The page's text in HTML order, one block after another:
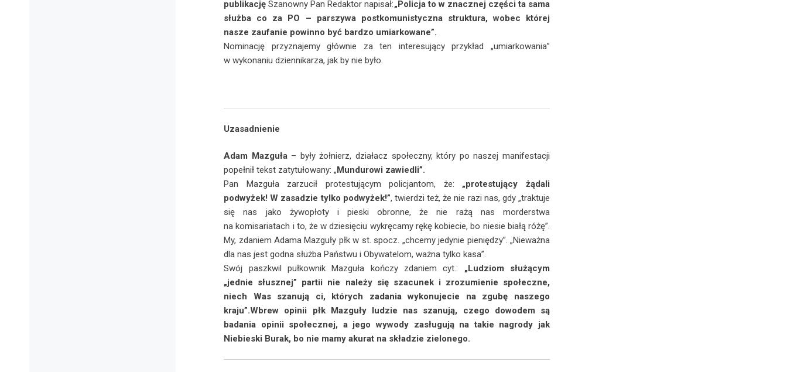
publikacjęSzanowny Pan Redaktor napisał:„Policja to w znacznej części ta sama
służba co za PO – parszywa postkomunistyczna struktura, wobec której
nasze zaufanie powinno być bardzo umiarkowane”.
Nominację przyznajemy głównie za ten interesujący przykład „umiarkowania”
w wykonaniu dziennikarza, jak by nie było.
Uzasadnienie
Adam Mazguła– były żołnierz, działacz społeczny, który po naszej manifestacji
popełnił tekst zatytułowany: „ Mundurowi zawiedli”.
Pan Mazguła zarzucił protestującym policjantom, że: „protestujący żądali
podwyżek! W zasadzie tylko podwyżek!”, twierdzi też, że nie razi nas, gdy „traktuje
się nas jako żywopłoty i pieski obronne, że nie rażą nas morderstwa
na komisariatach i to, że w dziesięciu wykręcamy rękę kobiecie, bo niesie białą różę”.
My, zdaniem Adama Mazguły płk w st. spocz. „chcemy jedynie pieniędzy”. „Nieważna
dla nas jest godna służba Państwu i Obywatelom, ważna tylko kasa”.
Swój paszkwil pułkownik Mazguła kończy zdaniem cyt.: „Ludziom służącym
„jednie słusznej” partii nie należy się szacunek i zrozumienie społeczne,
niech Was szanują ci, których zadania wykonujecie na zgubę naszego
kraju”.Wbrew opinii płk Mazguły ludzie nas szanują, czego dowodem są
badania opinii społecznej, a jego wywody zasługują na takie nagrody jak
Niebieski Burak, bo nie mamy akurat na składzie zielonego.